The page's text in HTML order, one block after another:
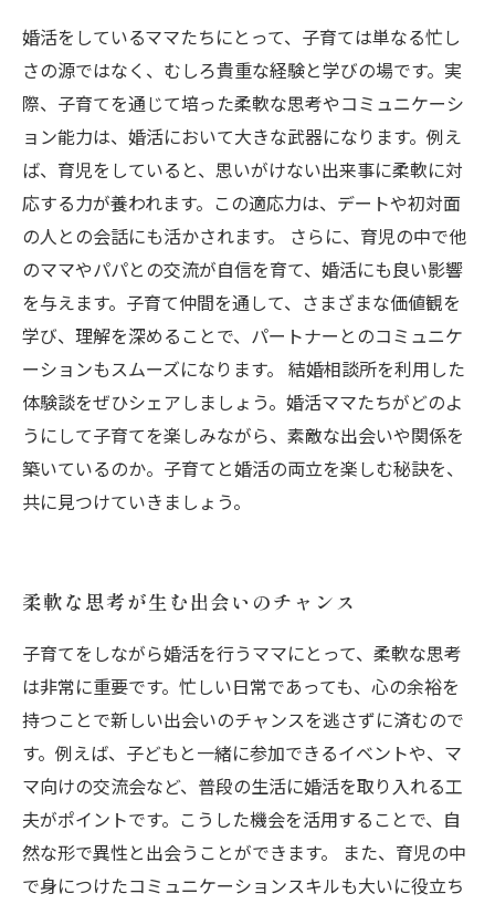
婚活をしているママたちにとって、子育ては単なる忙し
さの源ではなく、むしろ貴重な経験と学びの場です。実
際、子育てを通じて培った柔軟な思考やコミュニケーシ
ョン能力は、婚活において大きな武器になります。例え
ば、育児をしていると、思いがけない出来事に柔軟に対
応する力が養われます。この適応力は、デートや初対面
の人との会話にも活かされます。 さらに、育児の中で他
のママやパパとの交流が自信を育て、婚活にも良い影響
を与えます。子育て仲間を通して、さまざまな価値観を
学び、理解を深めることで、パートナーとのコミュニケ
ーションもスムーズになります。 結婚相談所を利用した
体験談をぜひシェアしましょう。婚活ママたちがどのよ
うにして子育てを楽しみながら、素敵な出会いや関係を
築いているのか。子育てと婚活の両立を楽しむ秘訣を、
共に見つけていきましょう。
柔軟な思考が生む出会いのチャンス
子育てをしながら婚活を行うママにとって、柔軟な思考
は非常に重要です。忙しい日常であっても、心の余裕を
持つことで新しい出会いのチャンスを逃さずに済むので
す。例えば、子どもと一緒に参加できるイベントや、マ
マ向けの交流会など、普段の生活に婚活を取り入れる工
夫がポイントです。こうした機会を活用することで、自
然な形で異性と出会うことができます。 また、育児の中
で身につけたコミュニケーションスキルも大いに役立ち